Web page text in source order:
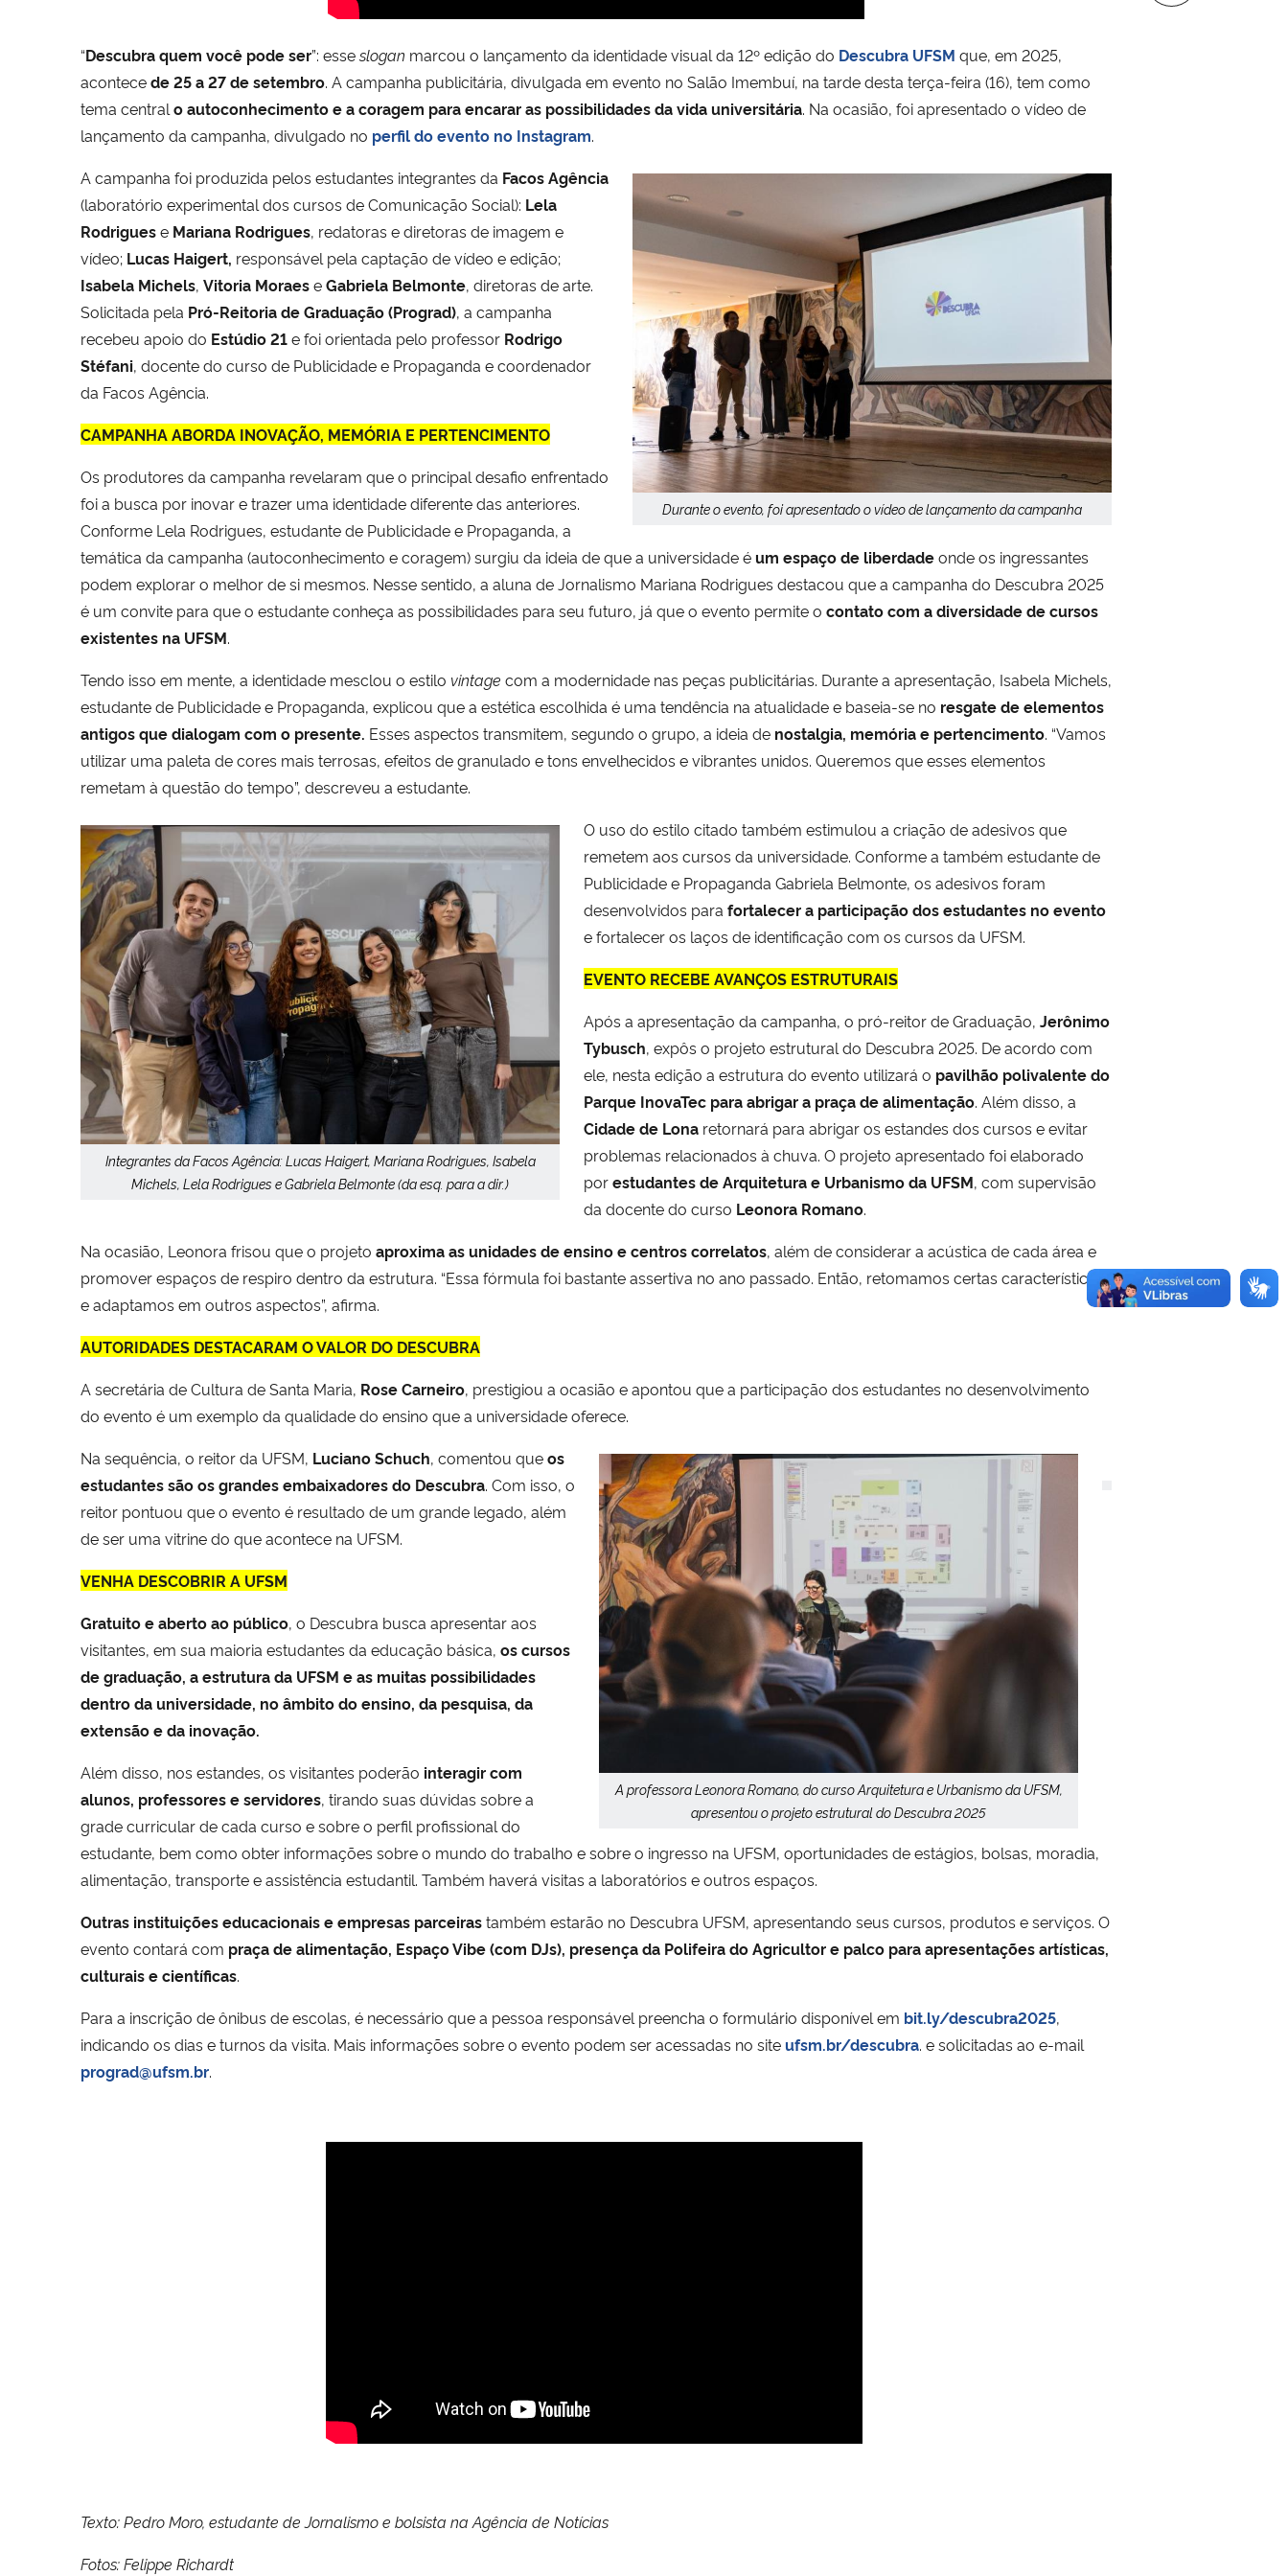
“Descubra quem você pode ser”: esseslogan marcou o lançamento da identidade visual da 12º edição do Descubra UFSM que, em 2025,
acontecede 25 a 27 de setembro. A campanha publicitária, divulgada em evento no Salão Imembuí, na tarde desta terça-feira (16), tem como
tema central o autoconhecimento e a coragem para encarar as possibilidades da vida universitária. Na ocasião, foi apresentado o vídeo de
lançamento da campanha, divulgado no perfil do evento no Instagram.
Durante o evento, foi apresentado o vídeo de lançamento da campanha
A campanha foi produzida pelos estudantes integrantes da Facos Agência
(laboratório experimental dos cursos de Comunicação Social): Lela
Rodriguese Mariana Rodrigues, redatoras e diretoras de imagem e
vídeo; Lucas Haigert, responsável pela captação de vídeo e edição;
Isabela Michels, Vitoria MoraeseGabriela Belmonte, diretoras de arte.
Solicitada pela Pró-Reitoria de Graduação (Prograd), a campanha
recebeu apoio do Estúdio 21e foi orientada pelo professor Rodrigo
Stéfani, docente do curso de Publicidade e Propaganda e coordenador
da Facos Agência.
CAMPANHA ABORDA INOVAÇÃO, MEMÓRIA E PERTENCIMENTO
Os produtores da campanha revelaram que o principal desafio enfrentado
foi a busca por inovar e trazer uma identidade diferente das anteriores.
Conforme Lela Rodrigues, estudante de Publicidade e Propaganda, a
temática da campanha (autoconhecimento e coragem) surgiu da ideia de que a universidade é um espaço de liberdadeonde os ingressantes
podem explorar o melhor de si mesmos. Nesse sentido, a aluna de Jornalismo Mariana Rodrigues destacou que a campanha do Descubra 2025
é um convite para que o estudante conheça as possibilidades para seu futuro, já que o evento permite o contato com a diversidade de cursos
existentes na UFSM.
Tendo isso em mente, a identidade mesclou o estilo vintage com a modernidade nas peças publicitárias. Durante a apresentação, Isabela Michels,
estudante de Publicidade e Propaganda, explicou que a estética escolhida é uma tendência na atualidade e baseia-se no resgate de elementos
antigos que dialogam com o presente. Esses aspectos transmitem, segundo o grupo, a ideia de nostalgia, memória e pertencimento. “Vamos
utilizar uma paleta de cores mais terrosas, efeitos de granulado e tons envelhecidos e vibrantes unidos. Queremos que esses elementos
remetam à questão do tempo”, descreveu a estudante.
Integrantes da Facos Agência: Lucas Haigert, Mariana Rodrigues, Isabela
Michels, Lela Rodrigues e Gabriela Belmonte (da esq. para a dir.)
O uso do estilo citado também estimulou a criação de adesivos que
remetem aos cursos da universidade. Conforme a também estudante de
Publicidade e Propaganda Gabriela Belmonte, os adesivos foram
desenvolvidos para fortalecer a participação dos estudantes no evento
e fortalecer os laços de identificação com os cursos da UFSM.
EVENTO RECEBE AVANÇOS ESTRUTURAIS
Após a apresentação da campanha, o pró-reitor de Graduação, Jerônimo
Tybusch, expôs o projeto estrutural do Descubra 2025. De acordo com
ele, nesta edição a estrutura do evento utilizará o pavilhão polivalente do
Parque InovaTec para abrigar a praça de alimentação. Além disso, a
Cidade de Lona retornará para abrigar os estandes dos cursos e evitar
problemas relacionados à chuva. O projeto apresentado foi elaborado
porestudantes de Arquitetura e Urbanismo da UFSM, com supervisão
da docente do curso Leonora Romano.
Na ocasião, Leonora frisou que o projeto aproxima as unidades de ensino e centros correlatos, além de considerar a acústica de cada área e
promover espaços de respiro dentro da estrutura. “Essa fórmula foi bastante assertiva no ano passado. Então, retomamos certas características
e adaptamos em outros aspectos”, afirma.
AUTORIDADES DESTACARAM O VALOR DO DESCUBRA
A secretária de Cultura de Santa Maria, Rose Carneiro, prestigiou a ocasião e apontou que a participação dos estudantes no desenvolvimento
do evento é um exemplo da qualidade do ensino que a universidade oferece.
A professora Leonora Romano, do curso Arquitetura e Urbanismo da UFSM,
apresentou o projeto estrutural do Descubra 2025
Na sequência, o reitor da UFSM, Luciano Schuch, comentou queos
estudantes são os grandes embaixadores do Descubra. Com isso, o
reitor pontuou que o evento é resultado de um grande legado, além
de ser uma vitrine do que acontece na UFSM.
VENHA DESCOBRIR A UFSM
Gratuito e aberto ao público, o Descubra busca apresentar aos
visitantes, em sua maioria estudantes da educação básica, os cursos
de graduação, a estrutura da UFSM e as muitas possibilidades
dentro da universidade, no âmbito do ensino, da pesquisa, da
extensão e da inovação.
Além disso, nos estandes, os visitantes poderão interagir com
alunos, professores e servidores, tirando suas dúvidas sobre a
grade curricular de cada curso e sobre o perfil profissional do
estudante, bem como obter informações sobre o mundo do trabalho e sobre o ingresso na UFSM, oportunidades de estágios, bolsas, moradia,
alimentação, transporte e assistência estudantil. Também haverá visitas a laboratórios e outros espaços.
Outras instituições educacionais e empresas parceirastambém estarão no Descubra UFSM, apresentando seus cursos, produtos e serviços. O
evento contará com praça de alimentação, Espaço Vibe (com DJs), presença da Polifeira do Agricultor e palco para apresentações artísticas,
culturais e científicas.
Para a inscrição de ônibus de escolas, é necessário que a pessoa responsável preencha o formulário disponível em bit.ly/descubra2025,
indicando os dias e turnos da visita. Mais informações sobre o evento podem ser acessadas no site ufsm.br/descubra. e solicitadas ao e-mail
prograd@ufsm.br.
Texto: Pedro Moro, estudante de Jornalismo e bolsista na Agência de Notícias
Fotos: Felippe Richardt